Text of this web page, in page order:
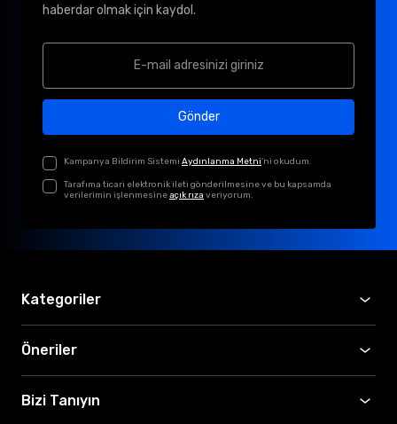
haberdar olmak için kaydol.
Gönder
Kampanya Bildirim Sistemi Aydınlanma Metni'ni okudum.
Tarafıma ticari elektronik ileti gönderilmesine ve bu kapsamda
verilerimin işlenmesineaçık rıza veriyorum.
Kategoriler
Öneriler
Bizi Tanıyın